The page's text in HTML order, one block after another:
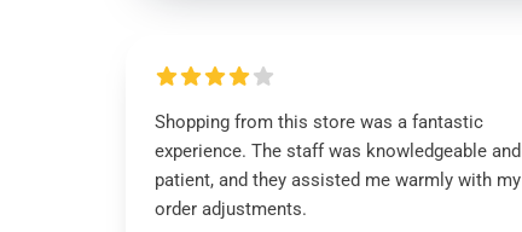
Shopping from this store was a fantastic
experience. The staff was knowledgeable and
patient, and they assisted me warmly with my
order adjustments.